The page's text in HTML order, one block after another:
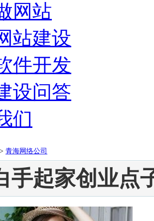
网站
站建设
件开发
设问答
们
> 青海网络公司
手起家创业点